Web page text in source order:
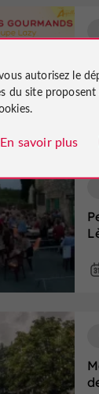
autorisez le
du site proposent
En savoir plus